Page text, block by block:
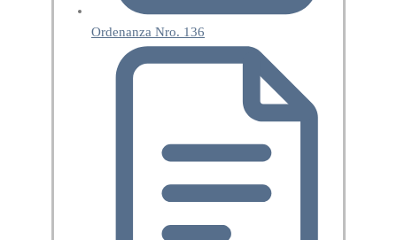
Ordenanza Nro. 136